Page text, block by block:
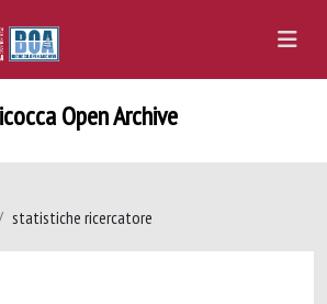
Open Archive
statistiche ricercatore